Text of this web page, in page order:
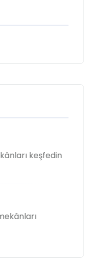
keşfedin